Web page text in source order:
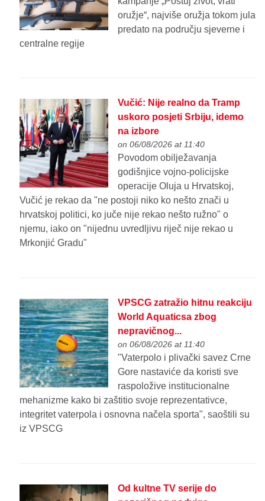
oružje“, najviše oružja tokom jula
predato na području sjeverne i
centralne regije
Vučić: Nije realno da Tramp
uskoro posjeti Srbiju, idemo
na izbore
on 06/08/2026 at 11:40
Povodom obilježavanja
godišnjice vojno-policijske
operacije Oluja u Hrvatskoj,
Vučić je rekao da "ne postoji niko ko nešto znači u
hrvatskoj politici, ko juče nije rekao nešto ružno" o
njemu, iako on "nijednu uvredljivu riječ nije rekao u
Mrkonjić Gradu"
VPSCG zatražio hitnu reakciju
World Aquaticsa zbog
nepravičnog...
on 06/08/2026 at 11:40
"Vaterpolo i plivački savez Crne
Gore nastaviće da koristi sve
raspoložive institucionalne
mehanizme kako bi zaštitio svoje reprezentativce,
integritet vaterpola i osnovna načela sporta", saoštili su
iz VPSCG
Od kultne TV serije do